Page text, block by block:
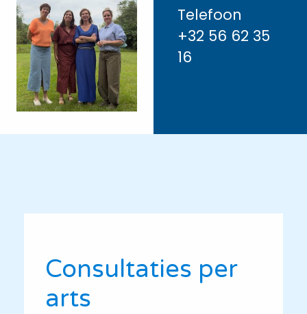
Telefoon
+32 56 62 35
16
Consultaties per
arts